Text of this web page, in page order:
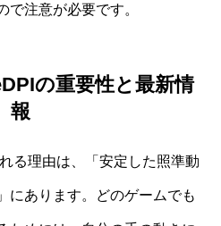
で注意が必要です。
の重要性と最新情
報
る理由は、「安定した照準動
にあります。どのゲームでも